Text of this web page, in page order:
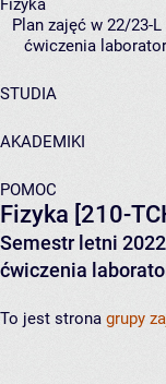
Fizyka
Plan zajęć w 22/23-L
ćwiczenia
STUDIA
AKADEMIKI
POMOC
Fizyka [210-
Semestr letni
ćwiczenia
To jest strona grupy